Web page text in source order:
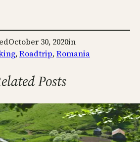
October 30, 2020in
, Roadtrip, Romania
Posts